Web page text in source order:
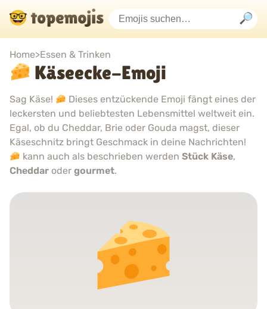
Home>Essen & Trinken
Käseecke-Emoji
Sag Käse!
Dieses entzückende Emoji fängt eines der
leckersten und beliebtesten Lebensmittel weltweit ein.
Egal, ob du Cheddar, Brie oder Gouda magst, dieser
Käseschnitz bringt Geschmack in deine Nachrichten!
kann auch als beschrieben werdenStück Käse,
Cheddar oder gourmet.